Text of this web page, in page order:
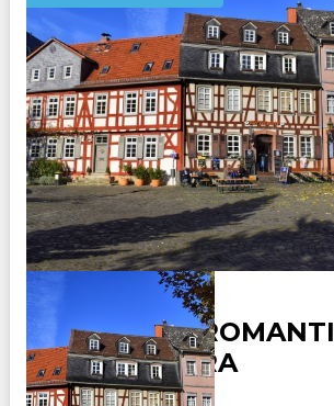
ALEMANIA
SELVA NEGRA